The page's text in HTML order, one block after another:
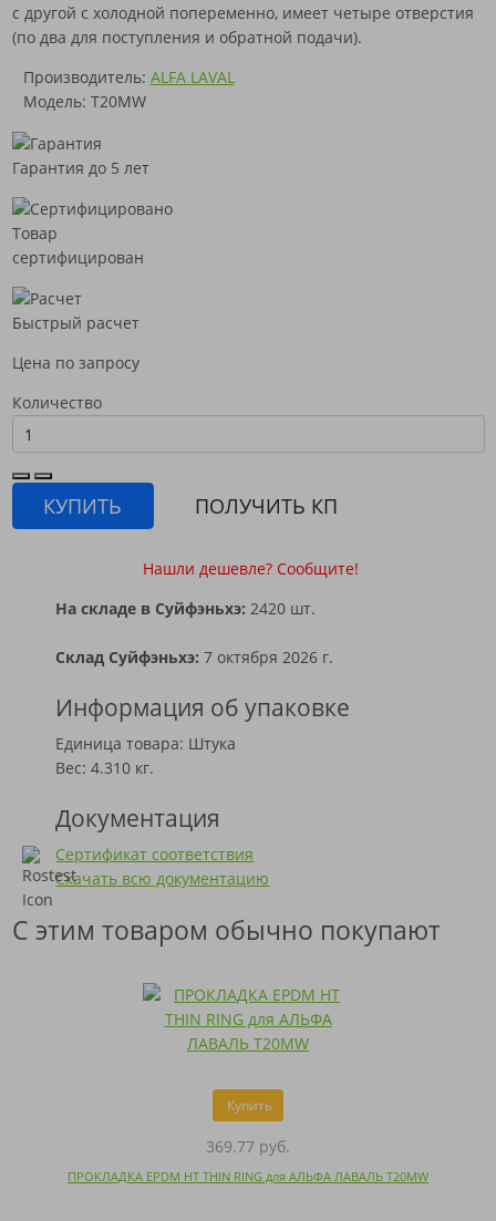
с другой с холодной попеременно, имеет четыре отверстия
(по два для поступления и обратной подачи).
Производитель: ALFA LAVAL
Модель: T20MW
Гарантия до 5 лет
Товар
сертифицирован
Быстрый расчет
Цена по запросу
Количество
КУПИТЬ ПОЛУЧИТЬ КП
Нашли дешевле? Сообщите!
На складе в Суйфэньхэ: 2420 шт.
Склад Суйфэньхэ: 7 октября 2026 г.
Информация об упаковке
Единица товара: Штука
Вес: 4.310 кг.
Документация
Сертификат соответствия
Скачать всю документацию
С этим товаром обычно покупают
Купить
369.77 руб.
ПРОКЛАДКА EPDM HT THIN RING для АЛЬФА ЛАВАЛЬ T20MW